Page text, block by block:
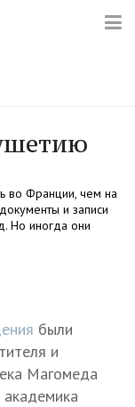
во Франции, чем на
и записи
Но иногда они
были
и
Магомеда